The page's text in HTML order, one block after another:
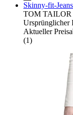
Skinny-fit-
TOM TAILOR
Ursprünglicher
Aktueller Preis
(1)